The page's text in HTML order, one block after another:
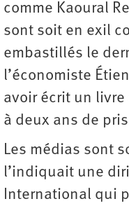
comme Kaoural
sont soit en exil
embastillés le
l’économiste
avoir écrit un
à deux ans de
Les médias sont
l’indiquait une
International qui